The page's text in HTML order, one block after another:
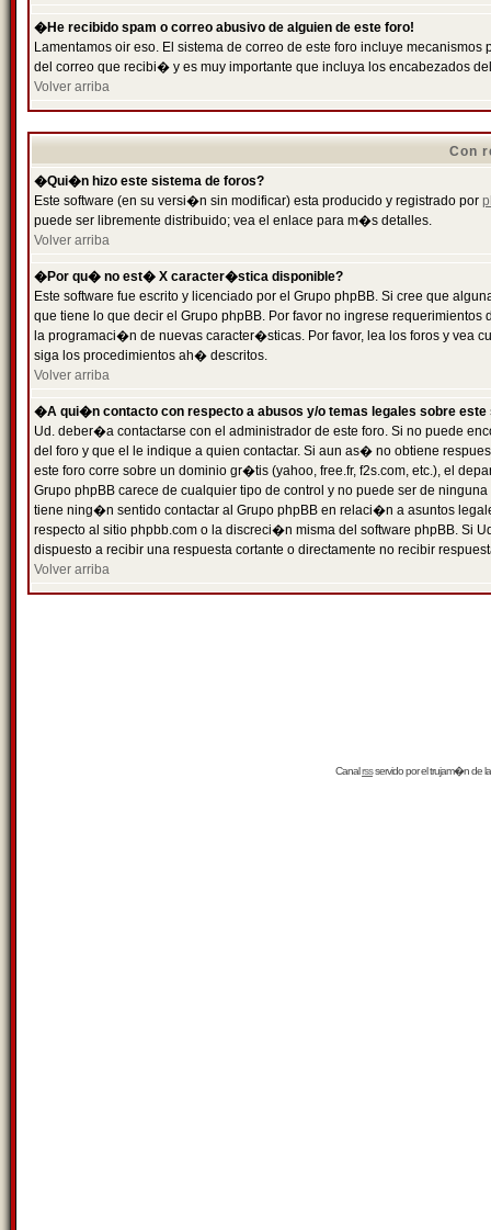
�He recibido spam o correo abusivo de alguien de este foro!
Lamentamos oir eso. El sistema de correo de este foro incluye
del correo que recibi� y es muy importante que incluya los encabezados
Volver arriba
Con
�Qui�n hizo este sistema de foros?
Este software (en su versi�n sin modificar) esta producido y registrado por
puede ser libremente distribuido; vea el enlace para m�s detalles.
Volver arriba
�Por qu� no est� X caracter�stica disponible?
Este software fue escrito y licenciado por el Grupo phpBB. Si cree que
que tiene lo que decir el Grupo phpBB. Por favor no ingrese
la programaci�n de nuevas caracter�sticas. Por favor, lea los foros y vea
siga los procedimientos ah� descritos.
Volver arriba
�A qui�n contacto con respecto a abusos y/o temas legales sobre este
Ud. deber�a contactarse con el administrador de este foro. Si no puede
del foro y que el le indique a quien contactar. Si aun as� no obtiene
este foro corre sobre un dominio gr�tis (yahoo, free.fr, f2s.com, etc.), el
Grupo phpBB carece de cualquier tipo de control y no puede ser de
tiene ning�n sentido contactar al Grupo phpBB en relaci�n a asuntos
respecto al sitio phpbb.com o la discreci�n misma del software phpBB. Si
dispuesto a recibir una respuesta cortante o directamente no recibir
Volver arriba
Canalrssservido por eltrujam�nde